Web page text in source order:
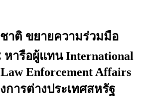
าติ ขยายความร่วมมือ
หารือผู้แทน International
Enforcement Affairs
การต่างประเทศสหรัฐ